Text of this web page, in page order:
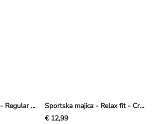
Majica s kapuljačom - Regular Fit - Tirkizna
Sportska majica - Relax fit - Crna
€ 12,99